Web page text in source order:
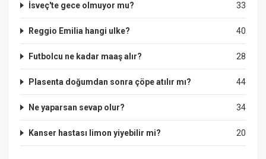
33
İsveç'te gece olmuyor mu?
40
Reggio Emilia hangi ulke?
28
Futbolcu ne kadar maaş alır?
44
Plasenta doğumdan sonra çöpe atılır mı?
34
Ne yaparsan sevap olur?
20
Kanser hastası limon yiyebilir mi?